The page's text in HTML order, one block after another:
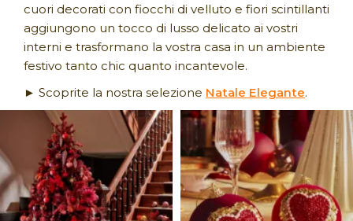
cuori decorati con fiocchi di velluto e fiori scintillanti
aggiungono un tocco di lusso delicato ai vostri
interni e trasformano la vostra casa in un ambiente
festivo tanto chic quanto incantevole.
► Scoprite la nostra selezione Natale Elegante.